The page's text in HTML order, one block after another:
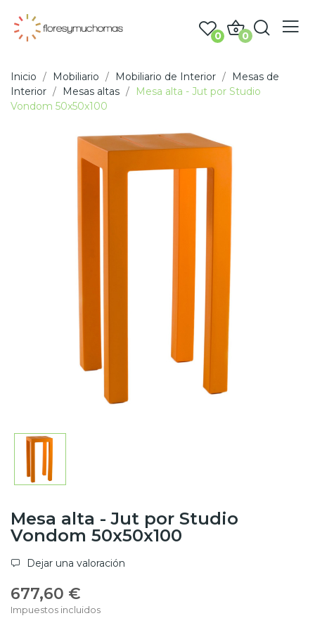
0 0
Inicio Mobiliario Mobiliario de Interior
Mesas de
Interior
Mesas altas
Mesa alta - Jut por Studio
Vondom 50x50x100
Mesa alta - Jut por Studio
Vondom 50x50x100
Dejar una valoración
677,60 €
Impuestos incluidos